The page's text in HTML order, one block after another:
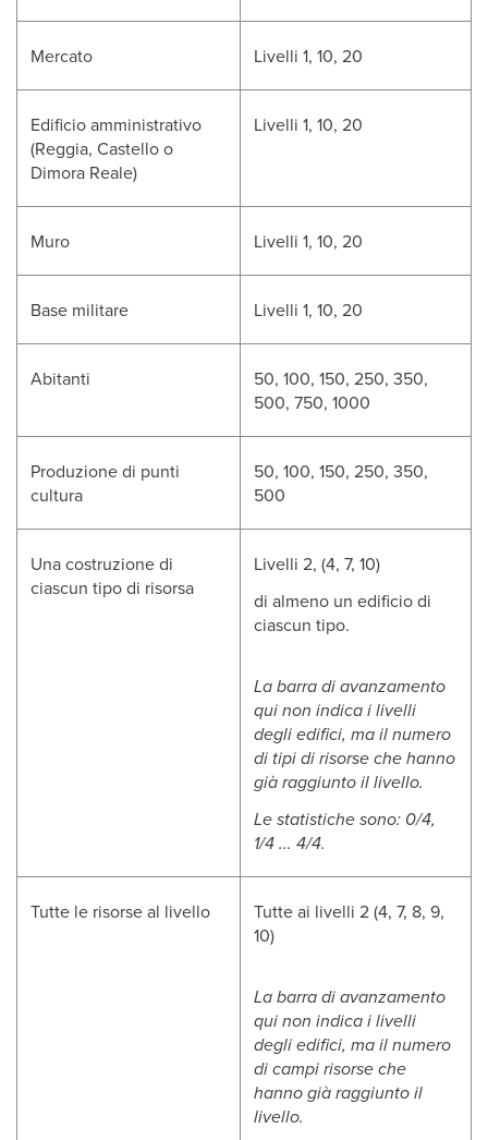
Mercato Livelli 1, 10, 20
Edificio amministrativo
(Reggia, Castello o
Dimora Reale)
Livelli 1, 10, 20
Muro Livelli 1, 10, 20
Base militare Livelli 1, 10, 20
Abitanti
50, 100, 150, 250, 350,
500, 750, 1000
Produzione di punti
cultura
50, 100, 150, 250, 350,
500
Una costruzione di
ciascun tipo di risorsa
Livelli 2, (4, 7, 10)
di almeno un edificio di
ciascun tipo.
La barra di avanzamento
qui non indica i livelli
degli edifici, ma il numero
di tipi di risorse che hanno
già raggiunto il livello.
Le statistiche sono: 0/4,
1/4 ... 4/4.
Tutte le risorse al livello
Tutte ai livelli 2 (4, 7, 8, 9,
10)
La barra di avanzamento
qui non indica i livelli
degli edifici, ma il numero
di campi risorse che
hanno già raggiunto il
livello.